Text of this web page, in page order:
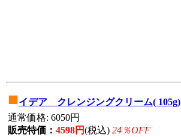
■イデア クレンジングクリーム( 105g)
通常価格: 6050円
販売特価： 4598円(税込) 24％OFF